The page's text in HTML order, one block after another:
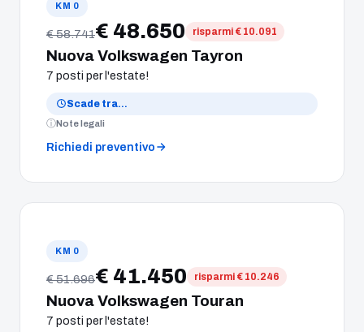
KM 0
€ 58.741€ 48.650 risparmi € 10.091
Nuova Volkswagen Tayron
7 posti per l'estate!
Scade tra…
Note legali
Richiedi preventivo
KM 0
€ 51.696€ 41.450 risparmi € 10.246
Nuova Volkswagen Touran
7 posti per l'estate!